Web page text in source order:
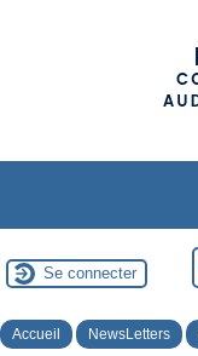
Se connecter
Accueil NewsLetters